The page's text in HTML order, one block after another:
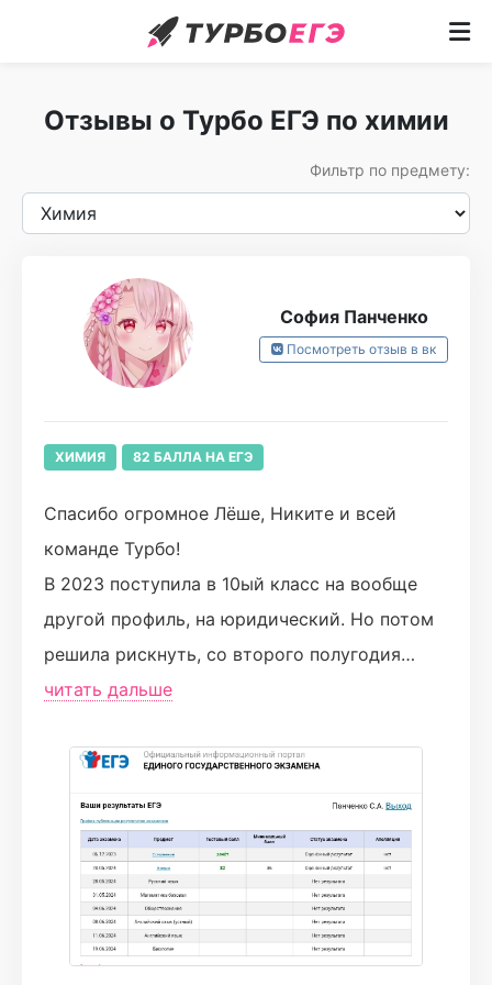
Как учим
Отзывы
Записаться
Бесплатный курс
Отзывы о Турбо ЕГЭ по химии
Фильтр по предмету:
София Панченко
Посмотреть отзыв в вк
ХИМИЯ 82 БАЛЛА НА ЕГЭ
Спасибо огромное Лёше, Никите и всей
команде Турбо!
В 2023 поступила в 10ый класс на вообще
другой профиль, на юридический. Но потом
решила рискнуть, со второго полугодия
перевелась на химбио, не зная по сути
знаниями в органике и всё, пошла на Турбо
Турбо - это большая семья, которая всему
научит и в любой момент поддержит. Первый
пробник был на 48 баллов, но конечный
результат просто Вау! Спасибо огромное
нашему педагогу Лёше, который научил нас
читать дальше